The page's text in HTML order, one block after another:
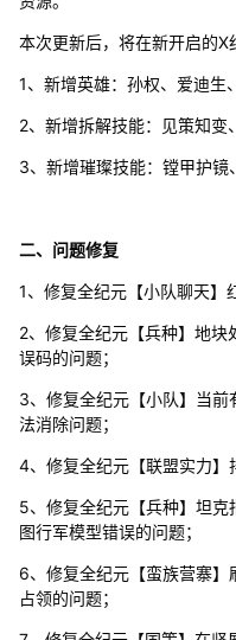
本次更新后，将在新开启的X
1、新增英雄：孙权、爱迪生
2、新增拆解技能：见策知变
3、新增璀璨技能：镗甲护镜
二、问题修复
1、修复全纪元【小队聊天】
2、修复全纪元【兵种】地
误码的问题；
3、修复全纪元【小队】当
法消除问题；
4、修复全纪元【联盟实力】
5、修复全纪元【兵种】坦
图行军模型错误的问题；
6、修复全纪元【蛮族营寨
占领的问题；